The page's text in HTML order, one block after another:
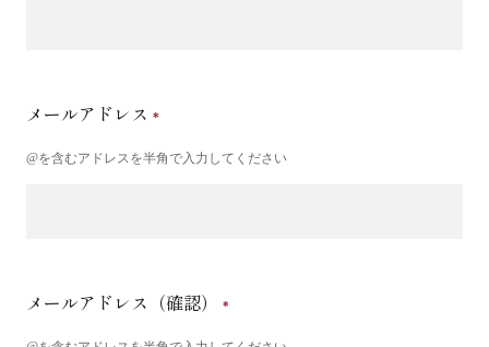
メールアドレス
@を含むアドレスを半角で入力してください
メールアドレス（確認）